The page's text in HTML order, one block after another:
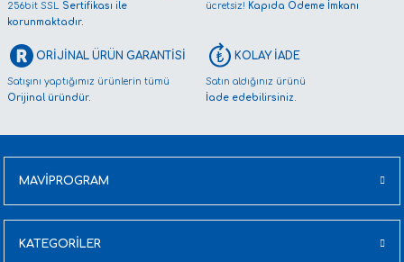
256bit SSL Sertifikası ile
korunmaktadır.
ücretsiz! Kapıda Ödeme İmkanı
ORİJİNAL ÜRÜN GARANTİSİ
Satışını yaptığımız ürünlerin tümü
Orijinal üründür.
KOLAY İADE
Satın aldığınız ürünü
İade edebilirsiniz.
MAVİPROGRAM
KATEGORİLER